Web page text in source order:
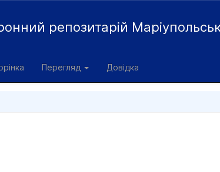
репозитарій
Перегляд Довідка